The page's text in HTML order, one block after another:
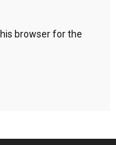
browser for the